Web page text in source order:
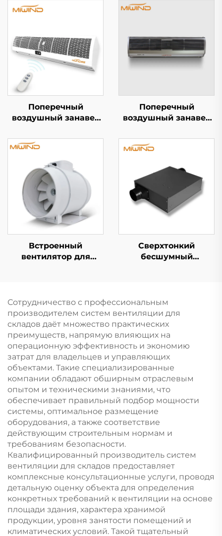
Поперечный
воздушный занавес
Поперечный
воздушный занавес
Встроенный
вентилятор для
Сверхтонкий
бесшумный
Сотрудничество с профессиональным
производителем систем вентиляции для
складов даёт множество практических
преимуществ, напрямую влияющих на
операционную эффективность и экономию
затрат для владельцев и управляющих
объектами. Такие специализированные
компании обладают обширным отраслевым
опытом и техническими знаниями, что
обеспечивает правильный подбор мощности
системы, оптимальное размещение
оборудования, а также соответствие
действующим строительным нормам и
требованиям безопасности.
Квалифицированный производитель систем
вентиляции для складов предоставляет
комплексные консультационные услуги, проводя
детальную оценку объекта для определения
конкретных требований к вентиляции на основе
площади здания, характера хранимой
продукции, уровня занятости помещений и
климатических условий. Такой тщательный